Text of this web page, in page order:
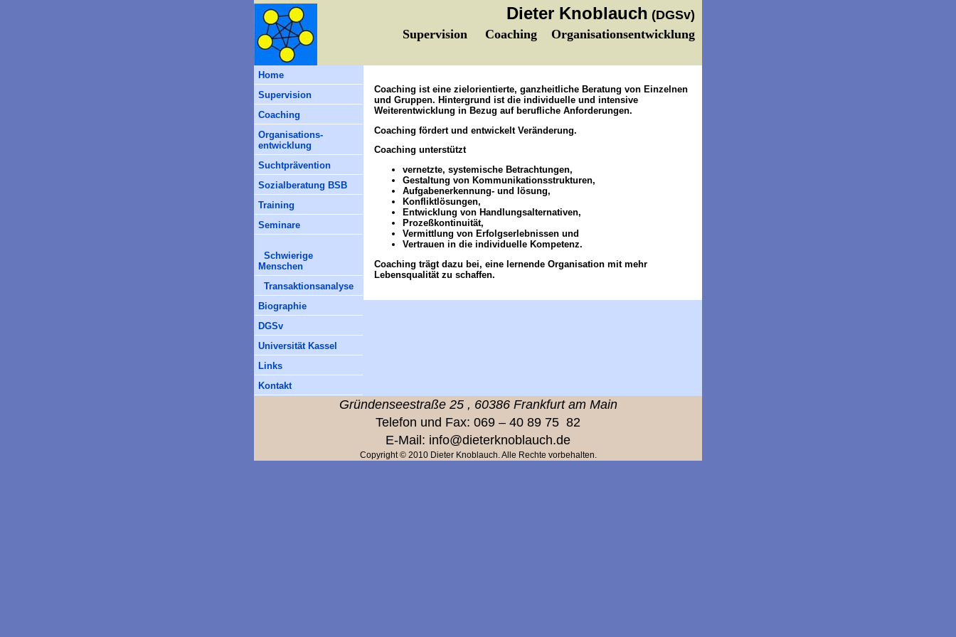
Dieter Knoblauch (DGSv)
Supervision Coaching Organisationsentwicklung
Home
Supervision
Coaching
Organisations-
entwicklung
Suchtprävention
Sozialberatung BSB
Training
Seminare
Schwierige
Menschen
Transaktionsanalyse
Biographie
DGSv
Universität Kassel
Links
Kontakt
Coaching ist eine zielorientierte, ganzheitliche Beratung von Einzelnen
und Gruppen. Hintergrund ist die individuelle und intensive
Weiterentwicklung in Bezug auf berufliche Anforderungen.
Coaching fördert und entwickelt Veränderung.
Coaching unterstützt
vernetzte, systemische Betrachtungen,
Gestaltung von Kommunikationsstrukturen,
Aufgabenerkennung- und lösung,
Konfliktlösungen,
Entwicklung von Handlungsalternativen,
Prozeßkontinuität,
Vermittlung von Erfolgserlebnissen und
Vertrauen in die individuelle Kompetenz.
Coaching trägt dazu bei, eine lernende Organisation mit mehr
Lebensqualität zu schaffen.
Gründenseestraße 25, 60386 Frankfurt am Main
Telefon und Fax: 069 – 40 89 75 82
E-Mail: info@dieterknoblauch.de
Copyright © 2010 Dieter Knoblauch. Alle Rechte vorbehalten.